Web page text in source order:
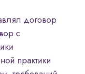
договор
с
практики